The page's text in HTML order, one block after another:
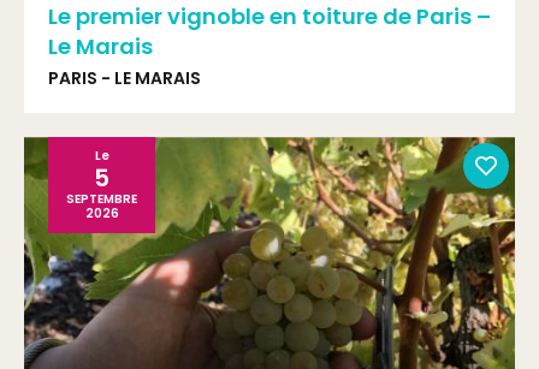
Le premier vignoble en toiture de Paris –
Le Marais
PARIS - LE MARAIS
Le
5
SEPTEMBRE
2026